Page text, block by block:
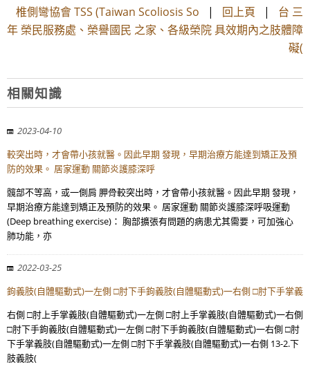
椎側彎協會 TSS (Taiwan Scoliosis So | 回上頁 | 台 三
年 榮民服務處、榮譽國民 之家、各級榮院 具效期內之肢體障
礙(
相關知識
2023-04-10
較突出時，才會帶小孩就醫。因此早期 發現，早期治療方能達到矯正及預
防的效果。 居家運動 關節炎護膝深呼
髖部不等高，或一側肩 胛骨較突出時，才會帶小孩就醫。因此早期 發現，
早期治療方能達到矯正及預防的效果。 居家運動 關節炎護膝深呼吸運動
(Deep breathing exercise)： 胸部擴張有問題的病患尤其需要，可加強心
肺功能，亦
2022-03-25
鉤義肢(自體驅動式)一左側 □肘下手鉤義肢(自體驅動式)一右側 □肘下手掌義
右側 □肘上手掌義肢(自體驅動式)一左側 □肘上手掌義肢(自體驅動式)一右側
□肘下手鉤義肢(自體驅動式)一左側 □肘下手鉤義肢(自體驅動式)一右側 □肘
下手掌義肢(自體驅動式)一左側 □肘下手掌義肢(自體驅動式)一右側 13-2.下
肢義肢(